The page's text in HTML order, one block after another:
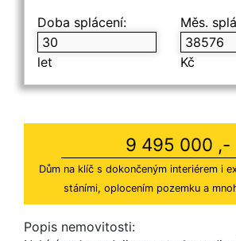
Doba splácení:
let
Měs.
Kč
9 495 000 ,-
Dům na klíč s dokončeným interiérem i
stáními, oplocením pozemku a
Popis nemovitosti: